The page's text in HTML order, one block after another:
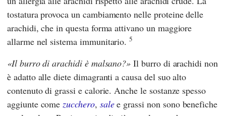
tostatura provoca un cambiamento nelle proteine delle
arachidi, che in questa forma attivano un maggiore
allarme nel sistema immunitario.5
Il burro di arachidi è malsano? Il burro di arachidi non
è adatto alle diete dimagranti a causa del suo alto
contenuto di grassi e calorie. Anche le sostanze spesso
aggiunte comezucchero, salee grassi non sono benefiche